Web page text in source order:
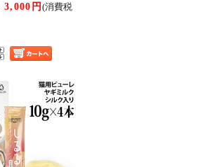
3,000円(消費税